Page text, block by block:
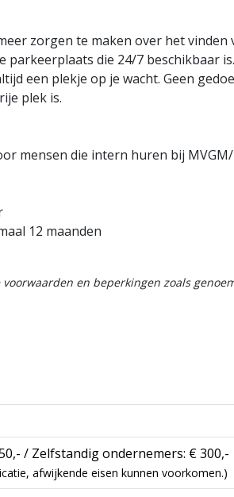
zorgen te maken over het vinden
parkeerplaats die 24/7 beschikbaar
een plekje op je wacht. Geen
plek is.
mensen die intern huren bij
12 maanden
en beperkingen zoals
/ Zelfstandig ondernemers: € 300,-
afwijkende eisen kunnen voorkomen.)